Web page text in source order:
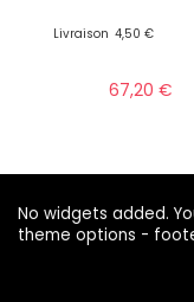
Livraison 4,50 €
67,20€
No widgets added.
theme options -